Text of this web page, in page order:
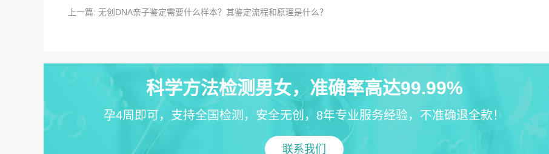
上一篇: 无创DNA亲子鉴定需要什么样本？其鉴定流程和原理是什么？
科学方法检测男女，准确率高达99.99%
孕4周即可，支持全国检测，安全无创，8年专业服务经验，不准确退全款！
联系我们